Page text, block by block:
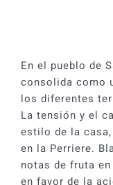
Romain
La
Perriere
2021
cantidad
En el pueblo de
consolida como
los diferentes
La tensión y el
estilo de la
en la Perriere.
notas de fruta
en favor de la